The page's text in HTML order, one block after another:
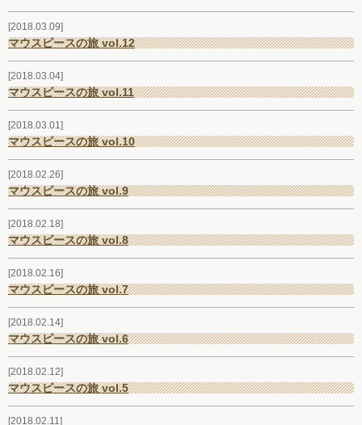
2018.03.09
マウスピースの旅 vol.12
2018.03.04
マウスピースの旅 vol.11
2018.03.01
マウスピースの旅 vol.10
2018.02.26
マウスピースの旅 vol.9
2018.02.18
マウスピースの旅 vol.8
2018.02.16
マウスピースの旅 vol.7
2018.02.14
マウスピースの旅 vol.6
2018.02.12
マウスピースの旅 vol.5
2018.02.11